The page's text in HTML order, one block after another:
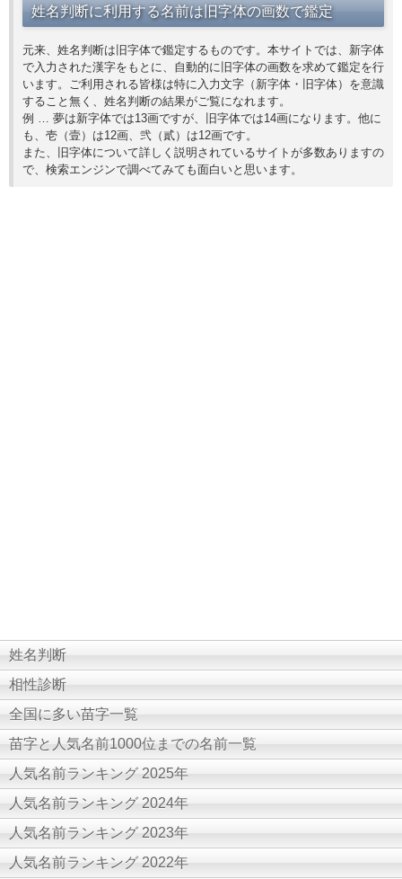
姓名判断に利用する名前は旧字体の画数で鑑定
元来、姓名判断は旧字体で鑑定するものです。本サイトでは、新字体
で入力された漢字をもとに、自動的に旧字体の画数を求めて鑑定を行
います。ご利用される皆様は特に入力文字（新字体・旧字体）を意識
すること無く、姓名判断の結果がご覧になれます。
例 … 夢は新字体では13画ですが、旧字体では14画になります。他に
も、壱（壹）は12画、弐（貳）は12画です。
また、旧字体について詳しく説明されているサイトが多数ありますの
で、検索エンジンで調べてみても面白いと思います。
姓名判断
相性診断
全国に多い苗字一覧
苗字と人気名前1000位までの名前一覧
人気名前ランキング 2025年
人気名前ランキング 2024年
人気名前ランキング 2023年
人気名前ランキング 2022年